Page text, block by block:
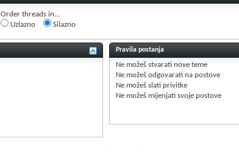
Order threads in...
Uzlazno
Silazno
Pravila postanja
Ne možeš stvarati nove teme
Ne možešodgovarati na postove
Ne možeš slati privitke
Ne možeš mijenjati svoje postove